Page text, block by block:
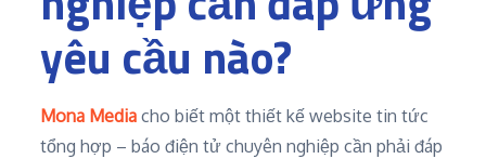
yêu cầu nào?
Mona Media cho biết một thiết kế website tin tức
tổng hợp – báo điện tử chuyên nghiệp cần phải đáp